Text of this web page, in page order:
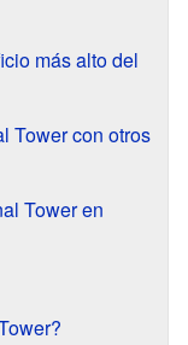
más alto del
Tower con otros
Tower en